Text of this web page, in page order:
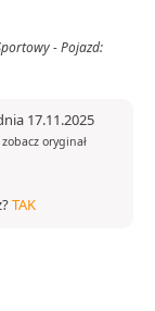
- Pojazd:
17.11.2025
zobacz oryginał
TAK